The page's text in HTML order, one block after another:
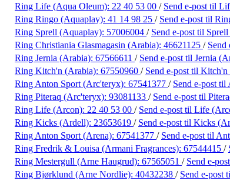
Ring Life (Aqua Oleum): 22 40 53 00 / Send e-post til
Ring Ringo (Aquaplay): 41 14 98 25 / Send e-post til
Ring Sprell (Aquaplay): 57006004 / Send e-post til
Ring Christiania Glasmagasin (Arabia): 46621125 / Send
Ring Jernia (Arabia): 67566611 / Send e-post til Jernia
Ring Kitch'n (Arabia): 67550960 / Send e-post til Kitch'n
Ring Anton Sport (Arc'teryx): 67541377 / Send e-post til
Ring Piteraq (Arc'teryx): 93081133 / Send e-post til
Ring Life (Arcon): 22 40 53 00 / Send e-post til Life
Ring Kicks (Ardell): 23653619 / Send e-post til Kicks
Ring Anton Sport (Arena): 67541377 / Send e-post til
Ring Fredrik & Louisa (Armani Fragrances): 67544415 /
Ring Mestergull (Arne Haugrud): 67565051 / Send e-post
Ring Bjørklund (Arne Nordlie): 40432238 / Send e-post